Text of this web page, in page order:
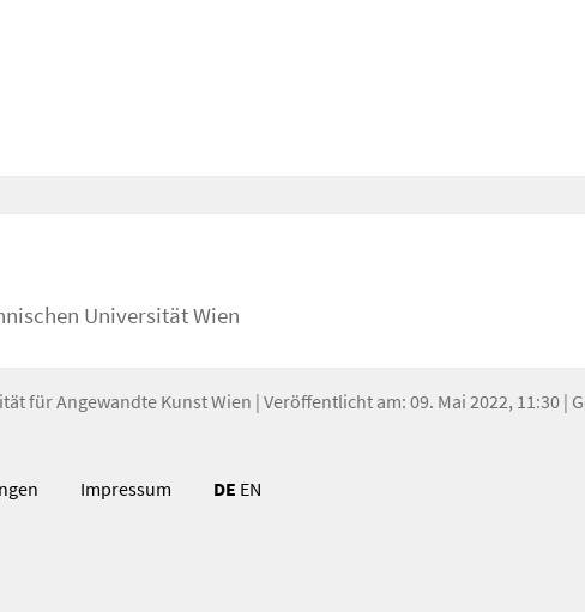
Universität Wien
für Angewandte Kunst Wien | Veröffentlicht am: 09. Mai 2022, 11:30 |
Impressum DE EN